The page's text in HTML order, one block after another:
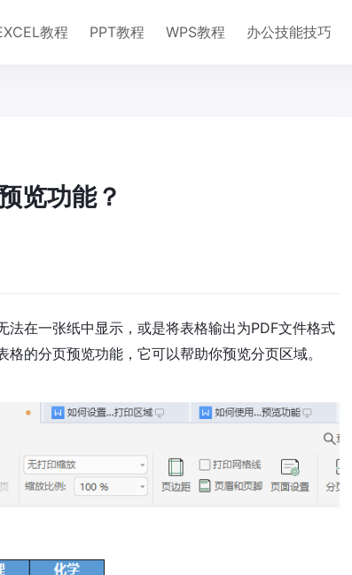
教程 PPT教程 WPS教程 办公技能技巧
览功能？
在一张纸中显示，或是将表格输出为PDF文件格式
的分页预览功能，它可以帮助你预览分页区域。